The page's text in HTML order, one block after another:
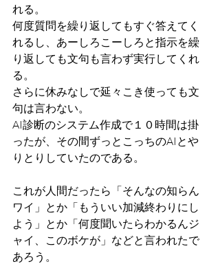
れる。
何度質問を繰り返してもすぐ答えてく
れるし、あーしろこーしろと指示を繰
り返しても文句も言わず実行してくれ
る。
さらに休みなしで延々こき使っても文
句は言わない。
AI診断のシステム作成で１０時間は掛
ったが、その間ずっとこっちのAIとや
りとりしていたのである。
これが人間だったら「そんなの知らん
ワイ」とか「もういい加減終わりにし
よう」とか「何度聞いたらわかるんジ
ャイ、このボケが」などと言われたで
あろう。